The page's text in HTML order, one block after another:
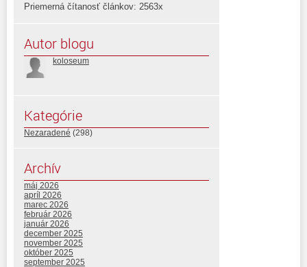
Priemerná čítanosť článkov: 2563x
Autor blogu
koloseum
Kategórie
Nezaradené (298)
Archív
máj 2026
apríl 2026
marec 2026
február 2026
január 2026
december 2025
november 2025
október 2025
september 2025